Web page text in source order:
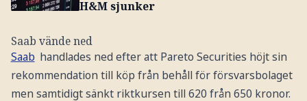
H&M sjunker
Saab vände ned
Saab handlades ned efter att Pareto Securities höjt sin
rekommendation till köp från behåll för försvarsbolaget
men samtidigt sänkt riktkursen till 620 från 650 kronor.